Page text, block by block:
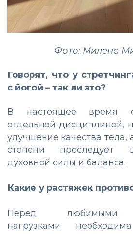
Фото: Милена
Говорят, что у
с йогой – так ли это?
В настоящее время
отдельной дисциплиной,
улучшение качества тела,
степени преследует
духовной силы и баланса.
Какие у растяжек
Перед любимыми
нагрузками